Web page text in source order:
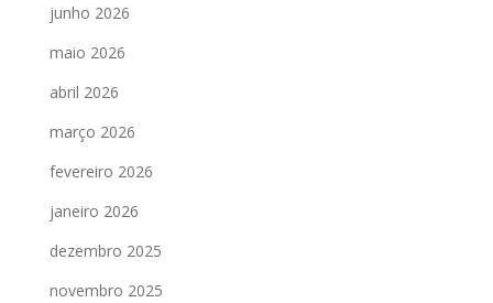
junho 2026
maio 2026
abril 2026
março 2026
fevereiro 2026
janeiro 2026
dezembro 2025
novembro 2025